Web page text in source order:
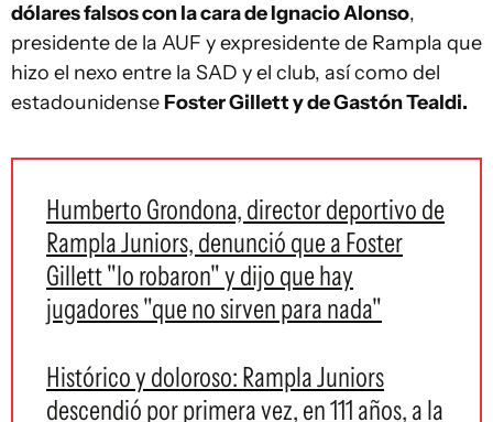
dólares falsos con la cara de Ignacio Alonso,
presidente de la AUF y expresidente de Rampla que
hizo el nexo entre la SAD y el club, así como del
estadounidense Foster Gillett y de Gastón Tealdi.
Humberto Grondona, director deportivo de
Rampla Juniors, denunció que a Foster
Gillett "lo robaron" y dijo que hay
jugadores "que no sirven para nada"
Histórico y doloroso: Rampla Juniors
descendió por primera vez, en 111 años, a la